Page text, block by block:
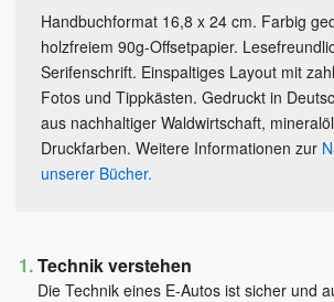
Handbuchformat 16,8 x 24 cm. Farbig
holzfreiem 90g-Offsetpapier.
Serifenschrift. Einspaltiges Layout mit
Fotos und Tippkästen. Gedruckt in
aus nachhaltiger Waldwirtschaft,
Druckfarben. Weitere Informationen zur
unserer Bücher.
Technik verstehen
Die Technik eines E-Autos ist sicher und